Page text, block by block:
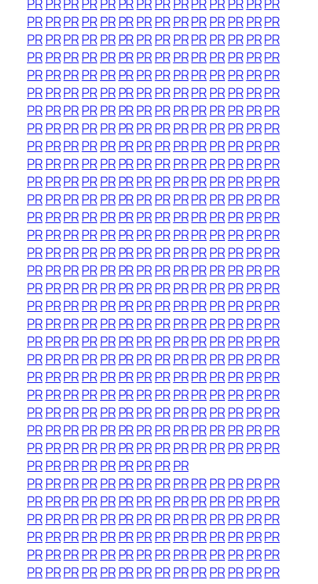
PRPRPRPRPR PRPRPRPRPRPRPR PRPR
PRPRPRPRPR PRPRPRPRPRPRPR PRPR
PRPRPRPRPR PRPRPRPRPRPRPR PRPR
PRPRPRPRPR PRPRPRPRPRPRPR PRPR
PRPRPRPRPR PRPRPRPRPRPRPR PRPR
PRPRPRPRPR PRPRPRPRPRPRPR PRPR
PRPRPRPRPR PRPRPRPRPRPRPR PRPR
PRPRPRPRPR PRPRPRPRPRPRPR PRPR
PRPRPRPRPR PRPRPRPRPRPRPR PRPR
PRPRPRPRPR PRPRPRPRPRPRPR PRPR
PRPRPRPRPR PRPRPRPRPRPRPR PRPR
PRPRPRPRPR PRPRPRPRPRPRPR PRPR
PRPRPRPRPR PRPRPRPRPRPRPR PRPR
PRPRPRPRPR PRPRPRPRPRPRPR PRPR
PRPRPRPRPR PRPRPRPRPRPRPR PRPR
PRPRPRPRPR PRPRPRPRPRPRPR PRPR
PRPRPRPRPR PRPRPRPRPRPRPR PRPR
PRPRPRPRPR PRPRPRPRPRPRPR PRPR
PRPRPRPRPR PRPRPRPRPRPRPR PRPR
PRPRPRPRPR PRPRPRPRPRPRPR PRPR
PRPRPRPRPR PRPRPRPRPRPRPR PRPR
PRPRPRPRPR PRPRPRPRPRPRPR PRPR
PRPRPRPRPR PRPRPRPRPRPRPR PRPR
PRPRPRPRPR PRPRPRPRPRPRPR PRPR
PRPRPRPRPR PRPRPRPRPRPRPR PRPR
PRPRPRPRPR PRPRPRPR
PRPRPRPRPR PRPRPRPRPRPRPR PRPR
PRPRPRPRPR PRPRPRPRPRPRPR PRPR
PRPRPRPRPR PRPRPRPRPRPRPR PRPR
PRPRPRPRPR PRPRPRPRPRPRPR PRPR
PRPRPRPRPR PRPRPRPRPRPRPR PRPR
PRPRPRPRPR PRPRPRPRPRPRPR PRPR